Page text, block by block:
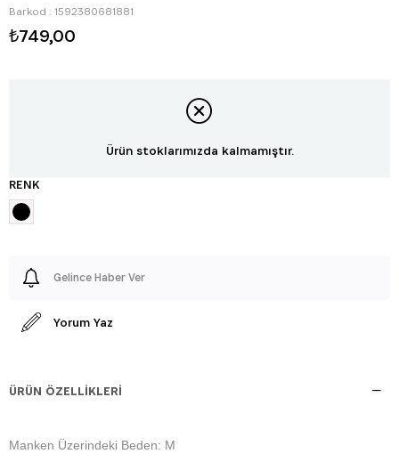
Barkod : 1592380681881
₺749,00
Ürün stoklarımızda kalmamıştır.
RENK
Gelince Haber Ver
Yorum Yaz
ÜRÜN ÖZELLIKLERI
Manken Üzerindeki Beden: M